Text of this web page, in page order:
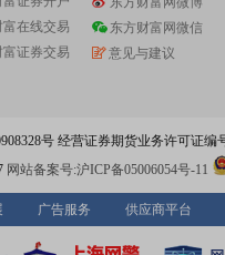
富在线交易
富证券交易
东方财富网微信
意见与建议
号 经营证券期货业务许可证编
网站备案号:沪ICP备05006054号-11
广告服务 供应商平台